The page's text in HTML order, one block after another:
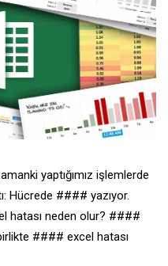
yaptığımız işlemlerde
Hücrede #### yazıyor.
hatası neden olur? ####
#### excel hatası